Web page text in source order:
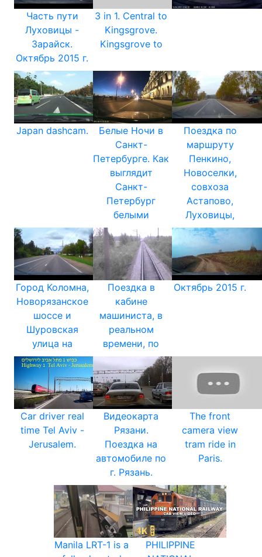
Часть пути
Луховицы -
Зарайск.
Октябрь 2015 г.
3 in 1. Central to
Kingsgrove.
Kingsgrove to
Japan dashcam.
Белые Ночи в
Санкт-
Петербурге. Как
выглядит
Санкт-
Петербург
белыми
Поездка по
маршруту
Пенкино,
Новоселки,
совхоза
Астапово,
Луховицы,
Город Коломна,
Новорязанское
шоссе и
Шуровская
улица на
Поездка в
кабине
машиниста, в
реальном
времени, по
Октябрь 2015 г.
Car driver real
time Tel Aviv -
Jerusalem.
Видеокарта
Рязани.
Поездка на
автомобиле по
г. Рязань.
The front
camera view
tram ride in
Paris.
Manila LRT-1 is a
PHILIPPINE